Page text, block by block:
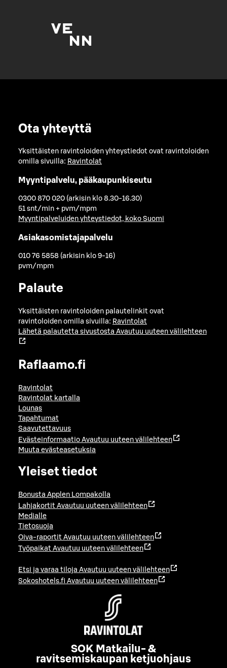
Ota yhteyttä
Yksittäisten ravintoloiden yhteystiedot ovat ravintoloiden
omilla sivuilla: Ravintolat
Myyntipalvelu, pääkaupunkiseutu
0300 870 020 (arkisin klo 8.30-16.30)
51 snt/min + pvm/mpm
Myyntipalveluiden yhteystiedot, koko Suomi
Asiakasomistajapalvelu
010 76 5858 (arkisin klo 9-16)
pvm/mpm
Palaute
Yksittäisten ravintoloiden palautelinkit ovat
ravintoloiden omilla sivuilla: Ravintolat
Lähetä palautetta sivustosta Avautuu uuteen välilehteen
Raflaamo.fi
Ravintolat
Ravintolat kartalla
Lounas
Tapahtumat
Saavutettavuus
Evästeinformaatio Avautuu uuteen välilehteen
Muuta evästeasetuksia
Yleiset tiedot
Bonusta Applen Lompakolla
Lahjakortit Avautuu uuteen välilehteen
Medialle
Tietosuoja
Oiva-raportit Avautuu uuteen välilehteen
Työpaikat Avautuu uuteen välilehteen
Etsi ja varaa tiloja Avautuu uuteen välilehteen
Sokoshotels.fi Avautuu uuteen välilehteen
SOK Matkailu- &
ravitsemiskaupan ketjuohjaus